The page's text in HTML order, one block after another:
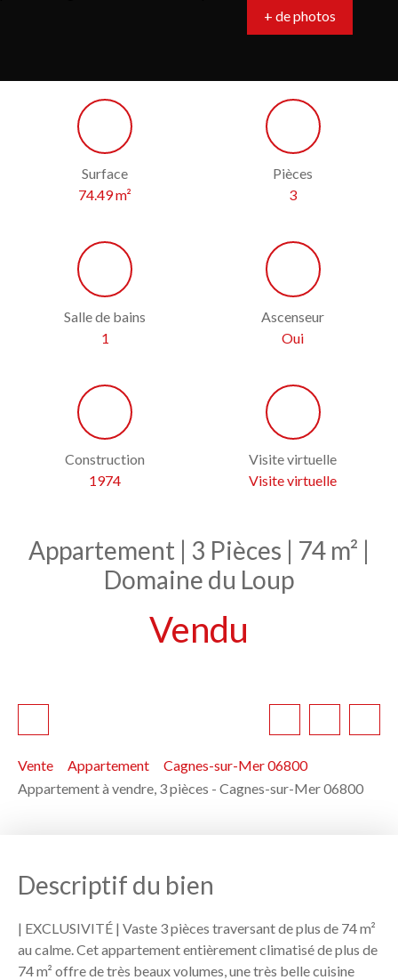
+ de photos
Surface
74.49m²
Pièces
3
Salle de bains
1
Ascenseur
Oui
Construction
1974
Visite virtuelle
Visite virtuelle
Appartement | 3 Pièces | 74 m² |
Domaine du Loup
Vendu
Vente Appartement
Cagnes-sur-Mer 06800
Appartement à vendre, 3 pièces - Cagnes-sur-Mer 06800
Descriptif du bien
| EXCLUSIVITÉ | Vaste 3 pièces traversant de plus de 74 m²
au calme. Cet appartement entièrement climatisé de plus de
74 m² offre de très beaux volumes, une très belle cuisine